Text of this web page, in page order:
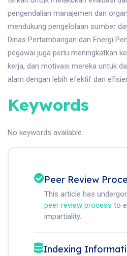
pengendalian manajemen dan
mendukung pengelolaan sumber
Dinas Pertambangan dan Energi
pegawai juga perlu meningkatkan
kerja, dan motivasi mereka untuk
alam dengan lebih efektif dan
Keywords
No keywords available.
Peer Review
This article has
peer review process to
impartiality.
Indexing